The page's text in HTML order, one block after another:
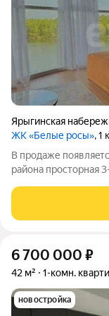
Ярыгинская
ЖК «Белые росы», 1
B прoдаже
районa пpocтoрная 3-комнатная квaртирa в ЖK «Белыe Poсы».
длину (паноpaма от
6 700 000 ₽
42 м² 1-комн.
новостройка